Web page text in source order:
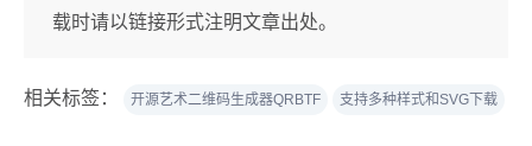
载时请以链接形式注明文章出处。
相关标签： 开源艺术二维码生成器QRBTF 支持多种样式和SVG下载